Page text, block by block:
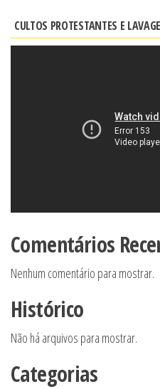
CULTOS PROTESTANTES E
Comentários
Nenhum comentário para mostrar.
Histórico
Não há arquivos para mostrar.
Categorias